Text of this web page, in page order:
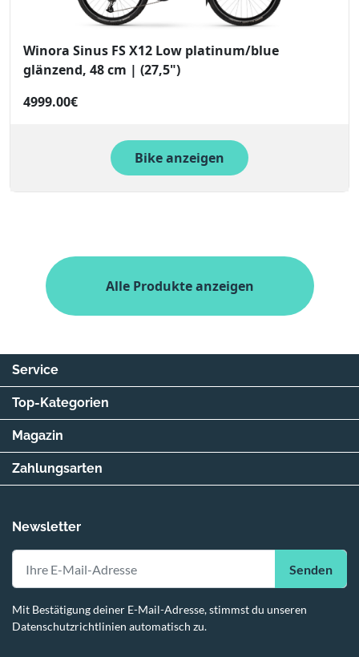
Winora Sinus FS X12 Low platinum/blue
glänzend, 48 cm | (27,5")
4999.00€
Bike anzeigen
Alle Produkte anzeigen
Newsletter
Senden
Mit Bestätigung deiner E-Mail-Adresse, stimmst du unseren
Datenschutzrichtlinien automatisch zu.
Service
Top-Kategorien
Magazin
Zahlungsarten